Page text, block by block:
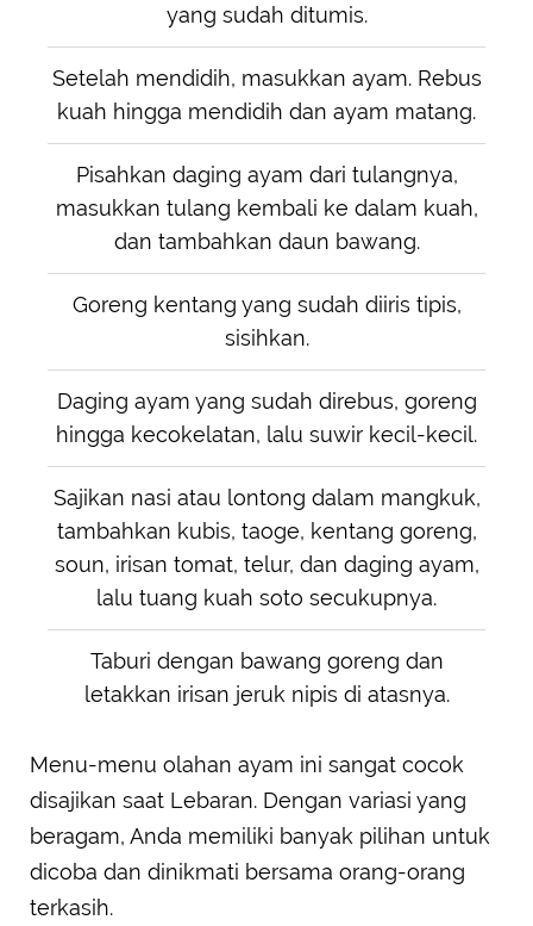
yang sudah ditumis.
Setelah mendidih, masukkan ayam. Rebus
kuah hingga mendidih dan ayam matang.
Pisahkan daging ayam dari tulangnya,
masukkan tulang kembali ke dalam kuah,
dan tambahkan daun bawang.
Goreng kentang yang sudah diiris tipis,
sisihkan.
Daging ayam yang sudah direbus, goreng
hingga kecokelatan, lalu suwir kecil-kecil.
Sajikan nasi atau lontong dalam mangkuk,
tambahkan kubis, taoge, kentang goreng,
soun, irisan tomat, telur, dan daging ayam,
lalu tuang kuah soto secukupnya.
Taburi dengan bawang goreng dan
letakkan irisan jeruk nipis di atasnya.
Menu-menu olahan ayam ini sangat cocok
disajikan saat Lebaran. Dengan variasi yang
beragam, Anda memiliki banyak pilihan untuk
dicoba dan dinikmati bersama orang-orang
terkasih.